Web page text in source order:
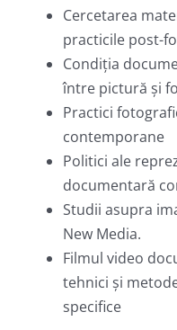
Cercetarea
practicile post-
Condiția
între pictură și
Practici
contemporane
Politici ale
documentară
Studii asupra
New Media.
Filmul video
tehnici și
specifice